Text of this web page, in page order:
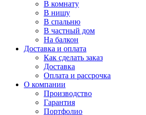
В комнату
В нишу
В спальню
В частный дом
На балкон
Доставка и оплата
Как сделать заказ
Доставка
Оплата и рассрочка
О компании
Производство
Гарантия
Портфолио